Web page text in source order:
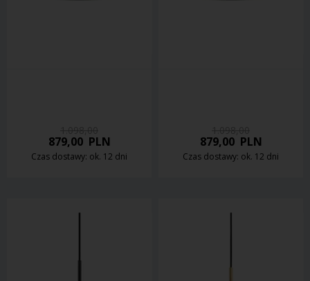
879,00PLN
Czas dostawy: ok. 12 dni
879,00PLN
Czas dostawy: ok. 12 dni